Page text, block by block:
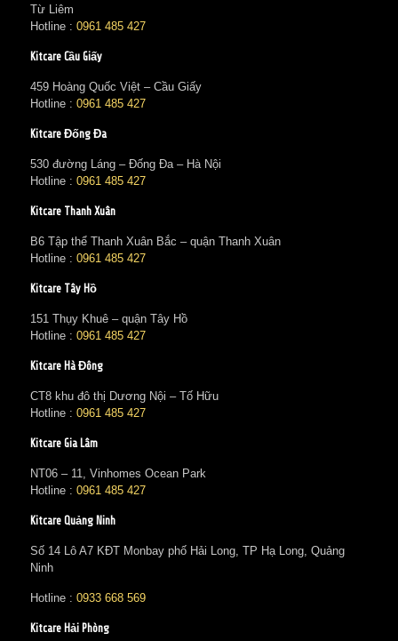
Từ Liêm
Hotline : 0961 485 427
Kitcare Cầu Giấy
459 Hoàng Quốc Việt – Cầu Giấy
Hotline : 0961 485 427
Kitcare Đống Đa
530 đường Láng – Đống Đa – Hà Nội
Hotline : 0961 485 427
Kitcare Thanh Xuân
B6 Tập thể Thanh Xuân Bắc – quận Thanh Xuân
Hotline : 0961 485 427
Kitcare Tây Hồ
151 Thụy Khuê – quận Tây Hồ
Hotline : 0961 485 427
Kitcare Hà Đông
CT8 khu đô thị Dương Nội – Tố Hữu
Hotline : 0961 485 427
Kitcare Gia Lâm
NT06 – 11, Vinhomes Ocean Park
Hotline : 0961 485 427
Kitcare Quảng Ninh
Số 14 Lô A7 KĐT Monbay phố Hải Long, TP Hạ Long, Quảng
Ninh
Hotline : 0933 668 569
Kitcare Hải Phòng